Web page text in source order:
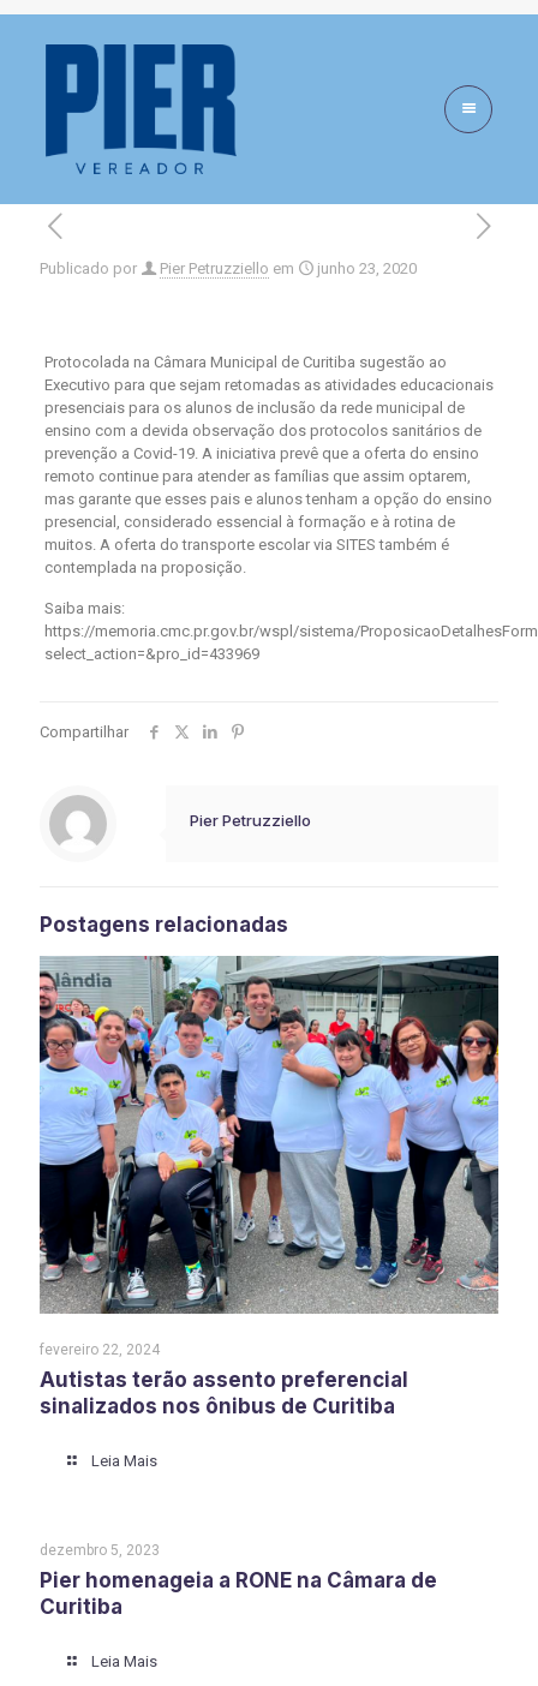
Proposição nº
203.00190.2021
Publicado por Pier Petruzziello em junho 23, 2020
Protocolada na Câmara Municipal de Curitiba sugestão ao
Executivo para que sejam retomadas as atividades educacionais
presenciais para os alunos de inclusão da rede municipal de
ensino com a devida observação dos protocolos sanitários de
prevenção a Covid-19. A iniciativa prevê que a oferta do ensino
remoto continue para atender as famílias que assim optarem,
mas garante que esses pais e alunos tenham a opção do ensino
presencial, considerado essencial à formação e à rotina de
muitos. A oferta do transporte escolar via SITES também é
contemplada na proposição.
Saiba mais:
https://memoria.cmc.pr.gov.br/wspl/sistema/
select_action=&pro_id=433969
Compartilhar
Pier Petruzziello
Postagens relacionadas
fevereiro 22, 2024
Autistas terão assento preferencial
sinalizados nos ônibus de Curitiba
Leia Mais
dezembro 5, 2023
Pier homenageia a RONE na Câmara de
Curitiba
Leia Mais